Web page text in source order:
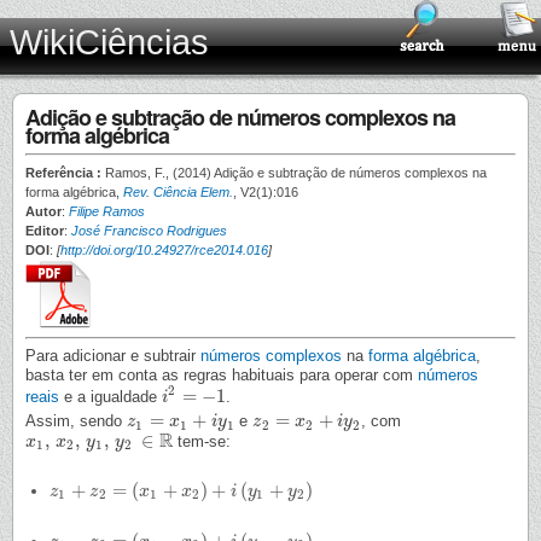
WikiCiências
Adição e subtração de números complexos na
forma algébrica
Referência : Ramos, F., (2014) Adição e subtração de números complexos na
forma algébrica, Rev. Ciência Elem.
, V2(1):016
Autor: Filipe Ramos
Editor: José Francisco Rodrigues
DOI: [http://doi.org/10.24927/rce2014.016]
Para adicionar e subtrair números complexos na forma algébrica,
basta ter em conta as regras habituais para operar com números
reais e a igualdade i2 = −1
i2 −1
.
Assim, sendo z1 = x1 + iy1
z1 =x1+iy 1 ez2 = x2 + iy2
z2 =x2+iy 2 , com
x1 , x2 , y1 , y2 ∈ R
x1 ,x 2,y1 ,y2∈R tem-se:
z1 + z2 = (x1 + x2 ) + i (y1 + y2 )
z1 +z2=( x1+x2) +i(y1+ y 2)